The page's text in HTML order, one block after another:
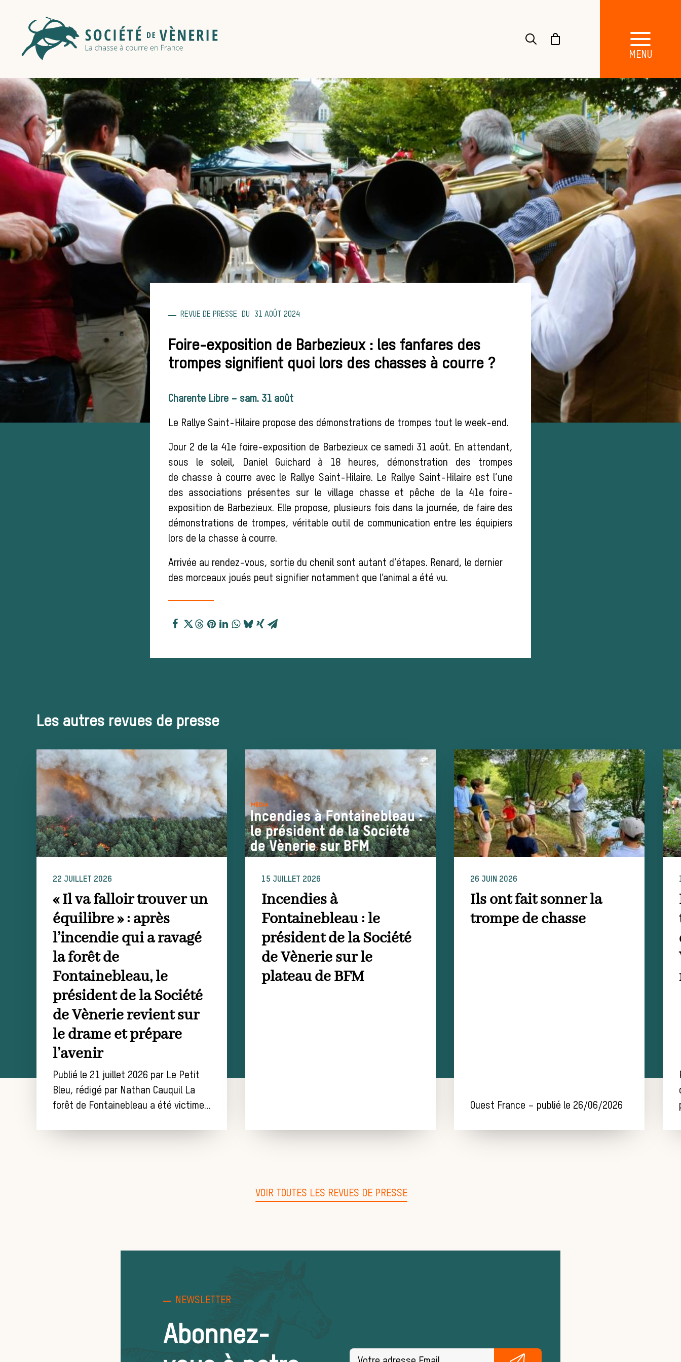
REVUE DE PRESSE 31 AOÛT 2024
Foire-exposition de Barbezieux : les fanfares des
trompes signifient quoi lors des chasses à courre ?
Charente Libre – sam. 31 août
Le Rallye Saint-Hilaire propose des démonstrations de trompes tout le week-end.
Jour 2 de la 41e foire-exposition de Barbezieux ce samedi 31 août. En attendant,
sous le soleil, Daniel Guichard à 18 heures, démonstration des trompes
de chasse à courre avec le Rallye Saint-Hilaire. Le Rallye Saint-Hilaire est l’une
des associations présentes sur le village chasse et pêche de la 41e foire-
exposition de Barbezieux. Elle propose, plusieurs fois dans la journée, de faire des
démonstrations de trompes, véritable outil de communication entre les équipiers
lors de la chasse à courre.
Arrivée au rendez-vous, sortie du chenil sont autant d’étapes. Renard, le dernier
des morceaux joués peut signifier notamment que l’animal a été vu.
Les autres revues de presse
22 JUILLET 2026
« Il va falloir trouver un
équilibre » : après
l’incendie qui a ravagé
la forêt de
Fontainebleau, le
président de la Société
de Vènerie revient sur
le drame et prépare
l’avenir
Publié le 21 juillet 2026 par Le Petit
Bleu, rédigé par Nathan Cauquil La
forêt de Fontainebleau a été victime…
15 JUILLET 2026
Incendies à
Fontainebleau : le
président de la Société
de Vènerie sur le
plateau de BFM
26 JUIN 2026
Ils ont fait sonner la
trompe de chasse
Ouest France – publié le 26/06/2026
VOIR TOUTES LES REVUES DE PRESSE
NEWSLETTER
Abonnez-